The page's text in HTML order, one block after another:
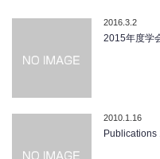
2016.3.2
2015年度学
2010.1.16
Publications